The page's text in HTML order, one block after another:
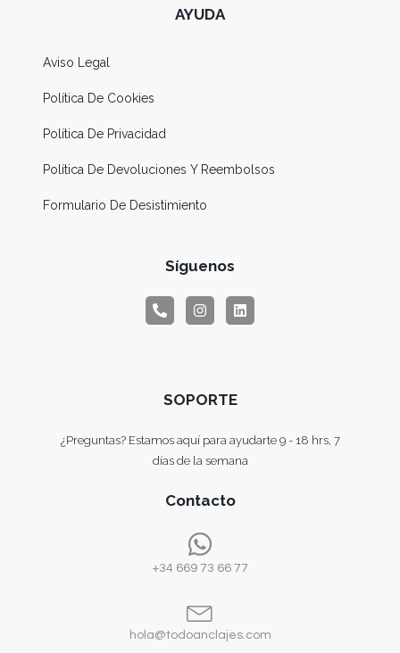
AYUDA
Aviso Legal
Política De Cookies
Política De Privacidad
Política De Devoluciones Y Reembolsos
Formulario De Desistimiento
Síguenos
SOPORTE
¿Preguntas? Estamos aquí para ayudarte 9 - 18 hrs, 7
días de la semana
Contacto
+34 669 73 66 77
hola@todoanclajes.com